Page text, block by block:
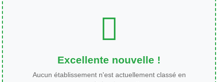
Excellente nouvelle !
Aucun établissement n'est actuellement classé en